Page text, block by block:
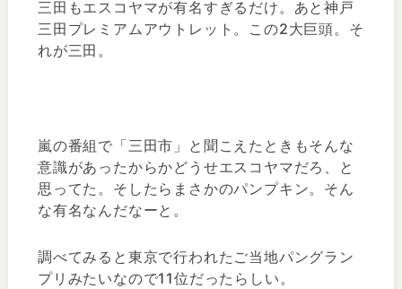
三田もエスコヤマが有名すぎるだけ。あと神戸
三田プレミアムアウトレット。この2大巨頭。そ
れが三田。
嵐の番組で「三田市」と聞こえたときもそんな
意識があったからかどうせエスコヤマだろ、と
思ってた。そしたらまさかのパンプキン。そん
な有名なんだなーと。
調べてみると東京で行われたご当地パングラン
プリみたいなので11位だったらしい。